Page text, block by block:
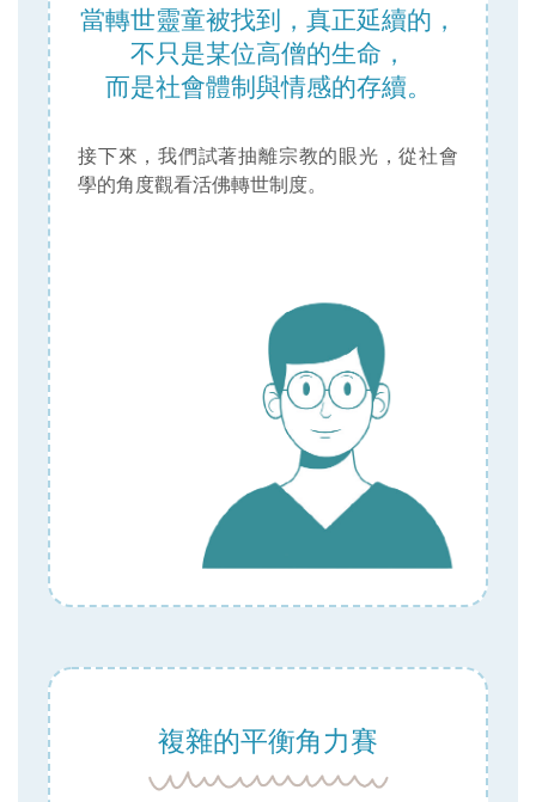
當轉世靈童被找到，真正延續的，
不只是某位高僧的生命，
而是社會體制與情感的存續。
接下來，我們試著抽離宗教的眼光，從社會
學的角度觀看活佛轉世制度。
複雜的平衡角力賽